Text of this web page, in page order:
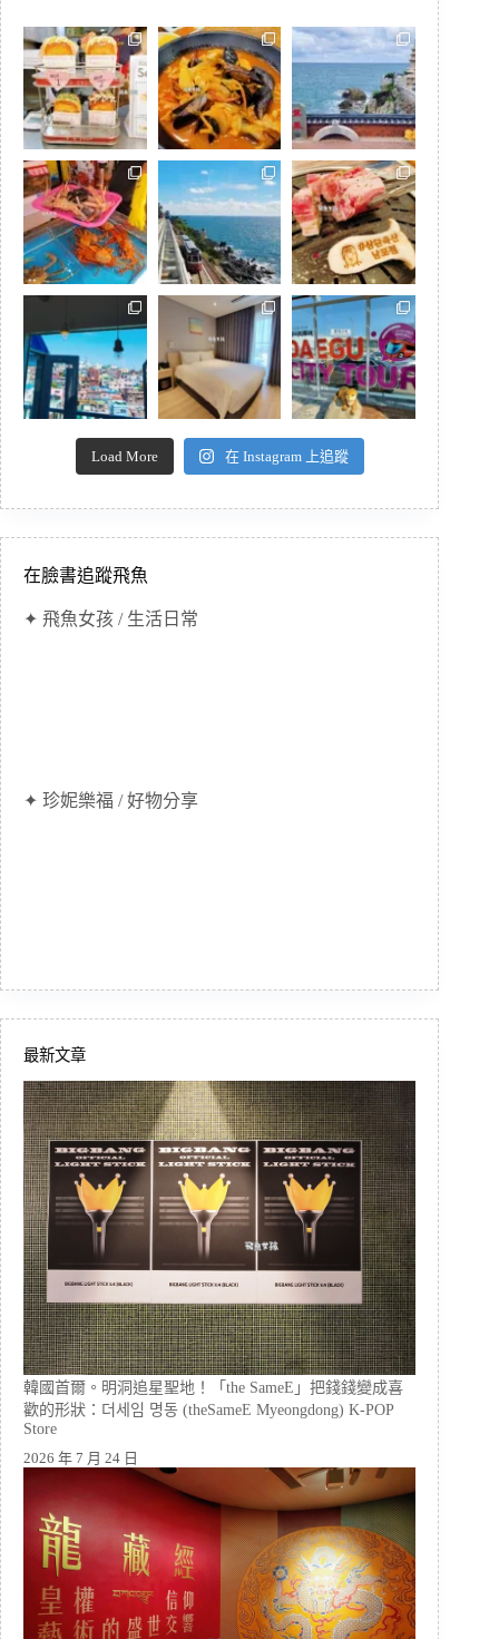
Load More 在 Instagram 上追蹤
在臉書追蹤飛魚
✦ 飛魚女孩 / 生活日常
✦ 珍妮樂福 / 好物分享
最新文章
韓國首爾。明洞追星聖地！「the SameE」把錢錢變成喜
歡的形狀：더세임 명동 (theSameE Myeongdong) K-POP
Store
2026 年 7 月 24 日